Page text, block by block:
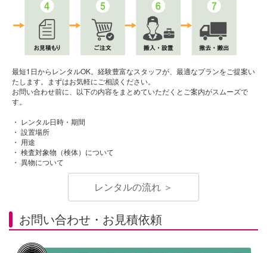
最短1日からレンタルOK。経験豊富なスタッフが、最適なプランをご提案い
たします。まずはお気軽にご相談ください。
お問い合わせ前に、以下の内容をまとめていただくとご案内がスムーズで
す。
・ レンタル日時・期間
・ 設置場所
・ 用途
・ 検査対象物（検体）について
・ 異物について
レンタルの流れ ＞
お問い合わせ・お見積依頼